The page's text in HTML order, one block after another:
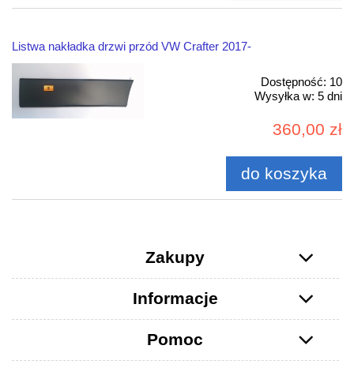
Listwa nakładka drzwi przód VW Crafter 2017-
Dostępność: 10
Wysyłka w: 5 dni
360,00 zł
do koszyka
Zakupy
Informacje
Pomoc